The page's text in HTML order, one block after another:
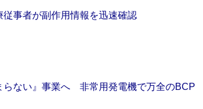
従事者が副作用情報を迅速確認
らない』事業へ 非常用発電機で万全のBCP